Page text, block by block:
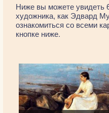
Ниже вы можете увидеть
художника, как Эдвард
ознакомиться со всеми
кнопке ниже.